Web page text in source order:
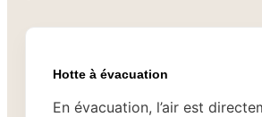
Hotte à évacuation
En évacuation, l’air est